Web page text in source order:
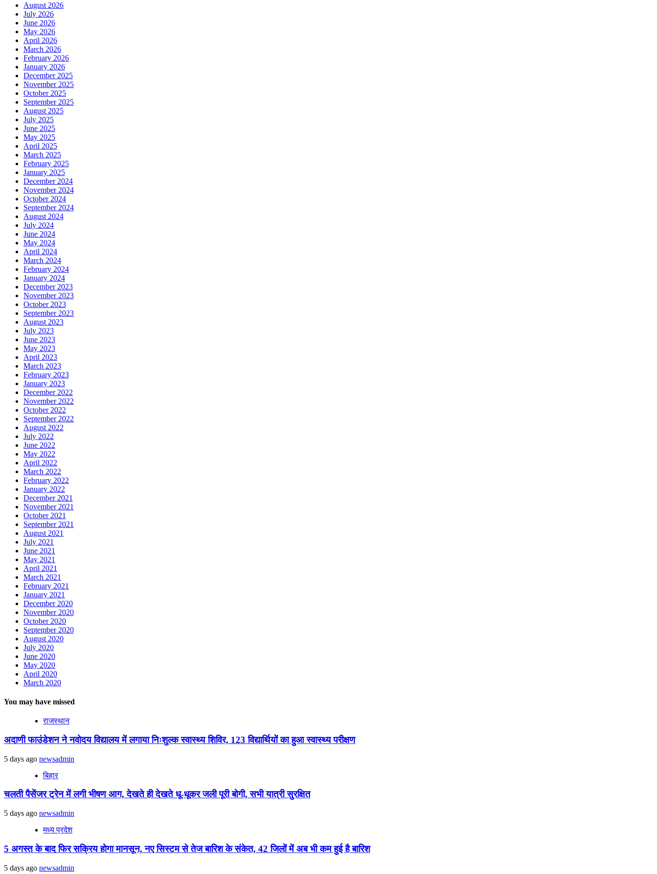
August 2026
July 2026
June 2026
May 2026
April 2026
March 2026
February 2026
January 2026
December 2025
November 2025
October 2025
September 2025
August 2025
July 2025
June 2025
May 2025
April 2025
March 2025
February 2025
January 2025
December 2024
November 2024
October 2024
September 2024
August 2024
July 2024
June 2024
May 2024
April 2024
March 2024
February 2024
January 2024
December 2023
November 2023
October 2023
September 2023
August 2023
July 2023
June 2023
May 2023
April 2023
March 2023
February 2023
January 2023
December 2022
November 2022
October 2022
September 2022
August 2022
July 2022
June 2022
May 2022
April 2022
March 2022
February 2022
January 2022
December 2021
November 2021
October 2021
September 2021
August 2021
July 2021
June 2021
May 2021
April 2021
March 2021
February 2021
January 2021
December 2020
November 2020
October 2020
September 2020
August 2020
July 2020
June 2020
May 2020
April 2020
March 2020
You may have missed
राजस्थान
अदाणी फाउंडेशन ने नवोदय विद्यालय में लगाया निःशुल्क स्वास्थ्य शिविर, 123 विद्यार्थियों का हुआ स्वास्थ्य परीक्षण
5 days ago newsadmin
बिहार
चलती पैसेंजर ट्रेन में लगी भीषण आग, देखते ही देखते धू-धूकर जली पूरी बोगी, सभी यात्री सुरक्षित
5 days ago newsadmin
मध्य प्रदेश
5 अगस्त के बाद फिर सक्रिय होगा मानसून, नए सिस्टम से तेज बारिश के संकेत, 42 जिलों में अब भी कम हुई है बारिश
5 days ago newsadmin